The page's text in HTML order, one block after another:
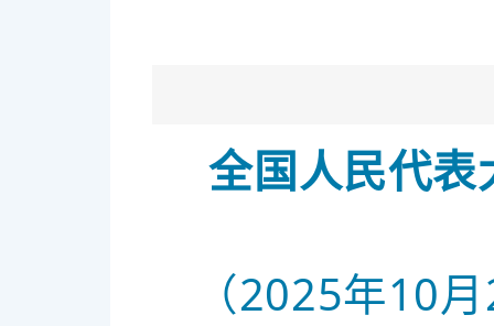
全国人民代
（2025年10